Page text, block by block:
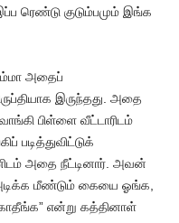
ரெண்டு குடும்பமும் இங்க
அதைப்
இருந்தது. அதை
பிள்ளை வீட்டாரிடம்
படித்துவிட்டுக்
அதை நீட்டினார். அவன்
மீண்டும் கையை ஓங்க,
என்று கத்தினாள்